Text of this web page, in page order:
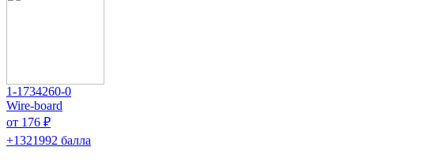
1-1734260-0
Wire-board
от 176 ₽
+1321992 балла